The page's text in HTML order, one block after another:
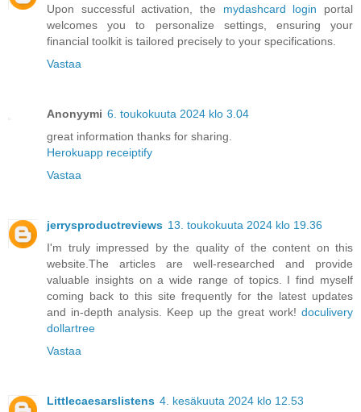
Upon successful activation, the mydashcard login portal
welcomes you to personalize settings, ensuring your
financial toolkit is tailored precisely to your specifications.
Vastaa
Anonyymi 6. toukokuuta 2024 klo 3.04
great information thanks for sharing.
Herokuapp receiptify
Vastaa
jerrysproductreviews 13. toukokuuta 2024 klo 19.36
I'm truly impressed by the quality of the content on this
website.The articles are well-researched and provide
valuable insights on a wide range of topics. I find myself
coming back to this site frequently for the latest updates
and in-depth analysis. Keep up the great work! doculivery
dollartree
Vastaa
Littlecaesarslistens 4. kesäkuuta 2024 klo 12.53